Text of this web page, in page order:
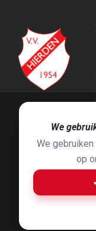
Built
We
We
op